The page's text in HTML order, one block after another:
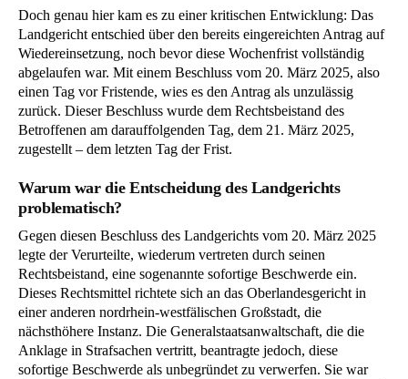
Doch genau hier kam es zu einer kritischen Entwicklung: Das
Landgericht entschied über den bereits eingereichten Antrag auf
Wiedereinsetzung, noch bevor diese Wochenfrist vollständig
abgelaufen war. Mit einem Beschluss vom 20. März 2025, also
einen Tag vor Fristende, wies es den Antrag als unzulässig
zurück. Dieser Beschluss wurde dem Rechtsbeistand des
Betroffenen am darauffolgenden Tag, dem 21. März 2025,
zugestellt – dem letzten Tag der Frist.
Warum war die Entscheidung des Landgerichts
problematisch?
Gegen diesen Beschluss des Landgerichts vom 20. März 2025
legte der Verurteilte, wiederum vertreten durch seinen
Rechtsbeistand, eine sogenannte sofortige Beschwerde ein.
Dieses Rechtsmittel richtete sich an das Oberlandesgericht in
einer anderen nordrhein-westfälischen Großstadt, die
nächsthöhere Instanz. Die Generalstaatsanwaltschaft, die die
Anklage in Strafsachen vertritt, beantragte jedoch, diese
sofortige Beschwerde als unbegründet zu verwerfen. Sie war